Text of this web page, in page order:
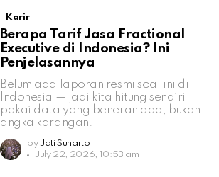
Karir
Berapa Tarif Jasa Fractional
Executive di Indonesia? Ini
Penjelasannya
Belum ada laporan resmi soal ini di
Indonesia — jadi kita hitung sendiri
pakai data yang beneran ada, bukan
angka karangan.
by Jati Sunarto
July 22, 2026, 10:53 am